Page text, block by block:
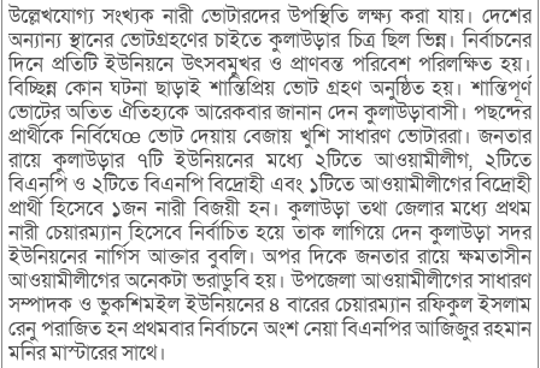
উল্লেখযোগ্য সংখ্যক নারী ভোটারদের উপস্থিতি লক্ষ্য করা যায়। দেশের
অন্যান্য স্থানের ভোটগ্রহণের চাইতে কুলাউড়ার চিত্র ছিল ভিন্ন। নির্বাচনের
দিনে প্রতিটি ইউনিয়নে উৎসবমুখর ও প্রাণবন্ত পরিবেশ পরিলক্ষিত হয়।
বিচ্ছিন্ন কোন ঘটনা ছাড়াই শান্তিপ্রিয় ভোট গ্রহণ অনুষ্ঠিত হয়। শান্তিপূর্ণ
ভোটের অতিত ঐতিহ্যকে আরেকবার জানান দেন কুলাউড়াবাসী। পছন্দের
প্রার্থীকে নির্বিঘেœ ভোট দেয়ায় বেজায় খুশি সাধারণ ভোটাররা। জনতার
রায়ে কুলাউড়ার ৭টি ইউনিয়নের মধ্যে ২টিতে আওয়ামীলীগ, ২টিতে
বিএনপি ও ২টিতে বিএনপি বিদ্রোহী এবং ১টিতে আওয়ামীলীগের বিদ্রোহী
প্রার্থী হিসেবে ১জন নারী বিজয়ী হন। কুলাউড়া তথা জেলার মধ্যে প্রথম
নারী চেয়ারম্যান হিসেবে নির্বাচিত হয়ে তাক লাগিয়ে দেন কুলাউড়া সদর
ইউনিয়নের নার্গিস আক্তার বুবলি। অপর দিকে জনতার রায়ে ক্ষমতাসীন
আওয়ামীলীগের অনেকটা ভরাডুবি হয়। উপজেলা আওয়ামীলীগের সাধারণ
সম্পাদক ও ভুকশিমইল ইউনিয়নের ৪ বারের চেয়ারম্যান রফিকুল ইসলাম
রেনু পরাজিত হন প্রথমবার নির্বাচনে অংশ নেয়া বিএনপির আজিজুর রহমান
মনির মাস্টারের সাথে।